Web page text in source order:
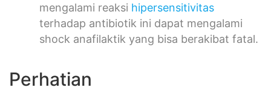
mengalami reaksi hipersensitivitas
terhadap antibiotik ini dapat mengalami
shock anafilaktik yang bisa berakibat fatal.
Perhatian